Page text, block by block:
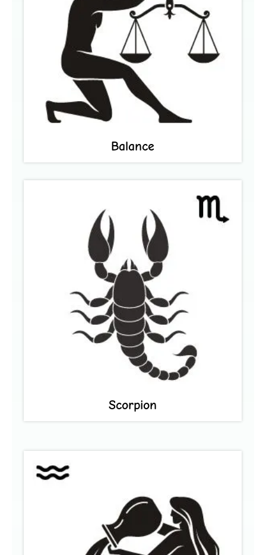
Balance
Scorpion